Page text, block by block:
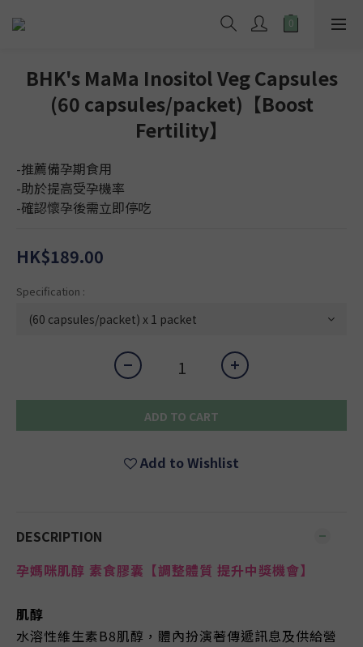
BHK's MaMa Inositol Veg Capsules
(60 capsules/packet)【Boost
Fertility】
-推薦備孕期食用
-助於提高受孕機率
-確認懷孕後需立即停吃
HK$189.00
Specification :
ADD TO CART
Add to Wishlist
DESCRIPTION
孕媽咪肌醇 素食膠囊【調整體質 提升中獎機會】
肌醇
水溶性維生素B8肌醇，體內扮演著傳遞訊息及供給營